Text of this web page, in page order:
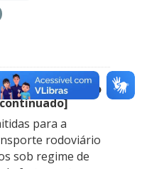
– Serviço
para a
rodoviário
sob regime de